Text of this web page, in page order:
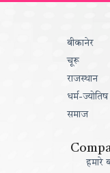
बीकानेर
चूरू
राजस्थान
धर्म-ज्योतिष
समाज
हमारे